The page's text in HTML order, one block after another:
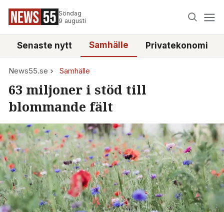
Söndag
9 augusti
Senaste nytt Samhälle Privatekonomi
News55.se Samhälle
63 miljoner i stöd till
blommande fält